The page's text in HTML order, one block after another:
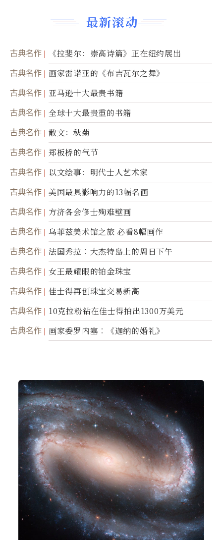
最新滚动
古典名作 《拉斐尔：崇高诗篇》正在纽约展出
古典名作 画家雷诺亚的《布吉瓦尔之舞》
古典名作 亚马逊十大最贵书籍
古典名作 全球十大最贵重的书籍
古典名作 散文：秋菊
古典名作 郑板桥的气节
古典名作 以文绘事：明代士人艺术家
古典名作 美国最具影响力的13幅名画
古典名作 方济各会修士殉难壁画
古典名作 乌菲兹美术馆之旅 必看8幅画作
古典名作 法国秀拉︰大杰特岛上的周日下午
古典名作 女王最耀眼的铂金珠宝
古典名作 佳士得再创珠宝交易新高
古典名作 10克拉粉钻在佳士得拍出1300万美元
古典名作 画家委罗内塞︰《迦纳的婚礼》